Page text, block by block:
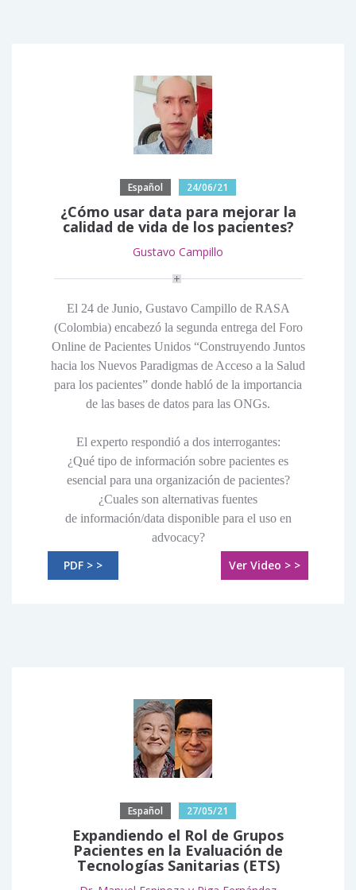
Español 24/06/21
¿Cómo usar data para mejorar la
calidad de vida de los pacientes?
Gustavo Campillo
El 24 de Junio, Gustavo Campillo de RASA
(Colombia) encabezó la segunda entrega del Foro
Online de Pacientes Unidos “Construyendo Juntos
hacia los Nuevos Paradigmas de Acceso a la Salud
para los pacientes” donde habló de la importancia
de las bases de datos para las ONGs.
El experto respondió a dos interrogantes:
¿Qué tipo de información sobre pacientes es
esencial para una organización de pacientes?
¿Cuales son alternativas fuentes
de información/data disponible para el uso en
advocacy?
PDF > > Ver Video > >
Español 27/05/21
Expandiendo el Rol de Grupos
Pacientes en la Evaluación de
Tecnologías Sanitarias (ETS)